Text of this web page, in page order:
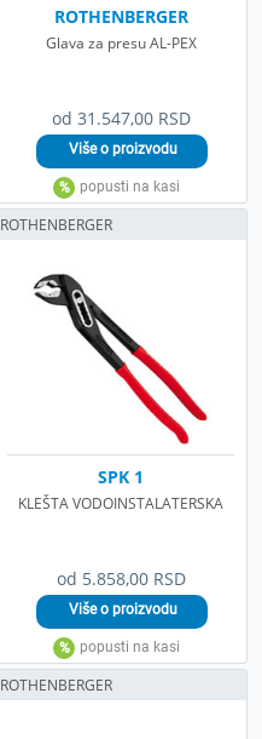
od 31.547,00 RSD
ROTHENBERGER
Glava za presu AL-PEX
od 5.858,00 RSD
SPK 1
KLEŠTA VODOINSTALATERSKA
ROTHENBERGER
ROTHENBERGER